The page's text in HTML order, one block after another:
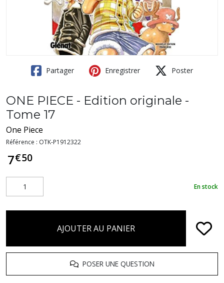
Partager Enregistrer Poster
ONE PIECE - Edition originale -
Tome 17
One Piece
Référence : OTK-P1912322
7€50
En stock
AJOUTER AU PANIER
POSER UNE QUESTION